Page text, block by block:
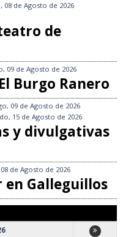
08 de Agosto de 2026
de
09 de Agosto de 2026
Burgo Ranero
09 de Agosto de 2026
15 de Agosto de 2026
y divulgativas
de Agosto de 2026
en Galleguillos